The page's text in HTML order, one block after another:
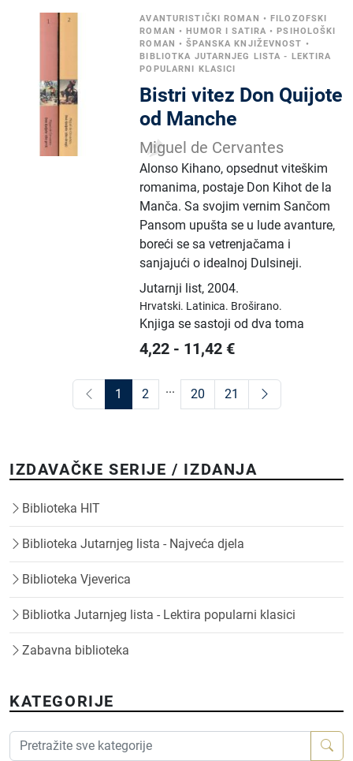
AVANTURISTIČKI ROMAN •FILOZOFSKI
ROMAN •HUMOR I SATIRA •PSIHOLOŠKI
ROMAN •ŠPANSKA KNJIŽEVNOST •
BIBLIOTKA JUTARNJEG LISTA - LEKTIRA
POPULARNI KLASICI
Bistri vitez Don Quijote
od Manche
Miguel de Cervantes
Alonso Kihano, opsednut viteškim
romanima, postaje Don Kihot de la
Manča. Sa svojim vernim Sančom
Pansom upušta se u lude avanture,
boreći se sa vetrenjačama i
sanjajući o idealnoj Dulsineji.
Jutarnji list,2004.
Hrvatski. Latinica. Broširano.
Knjiga se sastoji od dva toma
4,22 - 11,42 €
1 2 ... 20 21
IZDAVAČKE SERIJE / IZDANJA
Biblioteka HIT
Biblioteka Jutarnjeg lista - Najveća djela
Biblioteka Vjeverica
Bibliotka Jutarnjeg lista - Lektira popularni klasici
Zabavna biblioteka
KATEGORIJE